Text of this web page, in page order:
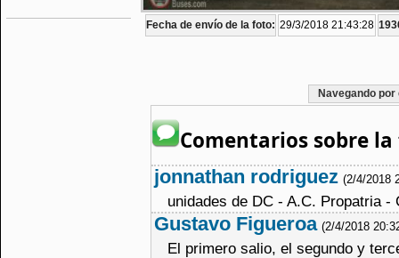
Fecha de envío de la foto: 29/3/2018 21:43:28
Navegando
Comentarios sobre
jonnathan rodriguez (2/4/2018
unidades de DC - A.C. Propatria -
Gustavo Figueroa (2/4/2018
El primero salio, el segundo y